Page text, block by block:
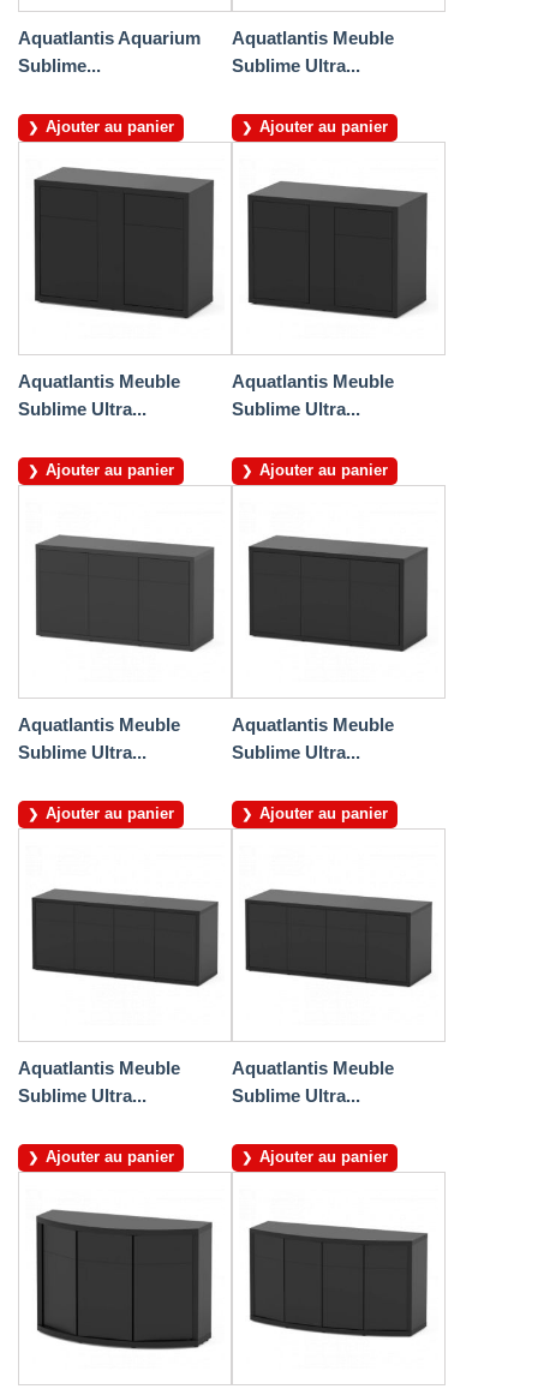
Aquatlantis Aquarium
Sublime...
Ajouter au panier
Aquatlantis Meuble
Sublime Ultra...
Ajouter au panier
Aquatlantis Meuble
Sublime Ultra...
Ajouter au panier
Aquatlantis Meuble
Sublime Ultra...
Ajouter au panier
Aquatlantis Meuble
Sublime Ultra...
Ajouter au panier
Aquatlantis Meuble
Sublime Ultra...
Ajouter au panier
Aquatlantis Meuble
Sublime Ultra...
Ajouter au panier
Aquatlantis Meuble
Sublime Ultra...
Ajouter au panier